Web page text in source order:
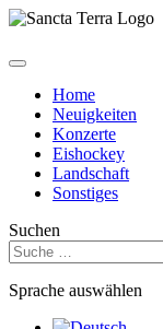
Home
Neuigkeiten
Konzerte
Eishockey
Landschaft
Sonstiges
Suchen
Sprache auswählen